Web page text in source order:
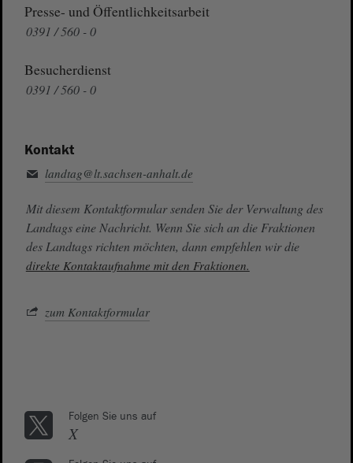
Presse- und Öffentlichkeitsarbeit
0391 / 560 - 0
Besucherdienst
0391 / 560 - 0
Kontakt
landtag@lt.sachsen-anhalt.de
Mit diesem Kontaktformular senden Sie der Verwaltung des
Landtags eine Nachricht. Wenn Sie sich an die Fraktionen
des Landtags richten möchten, dann empfehlen wir die
direkte Kontaktaufnahme mit den Fraktionen.
zum Kontaktformular
Folgen Sie uns auf
X